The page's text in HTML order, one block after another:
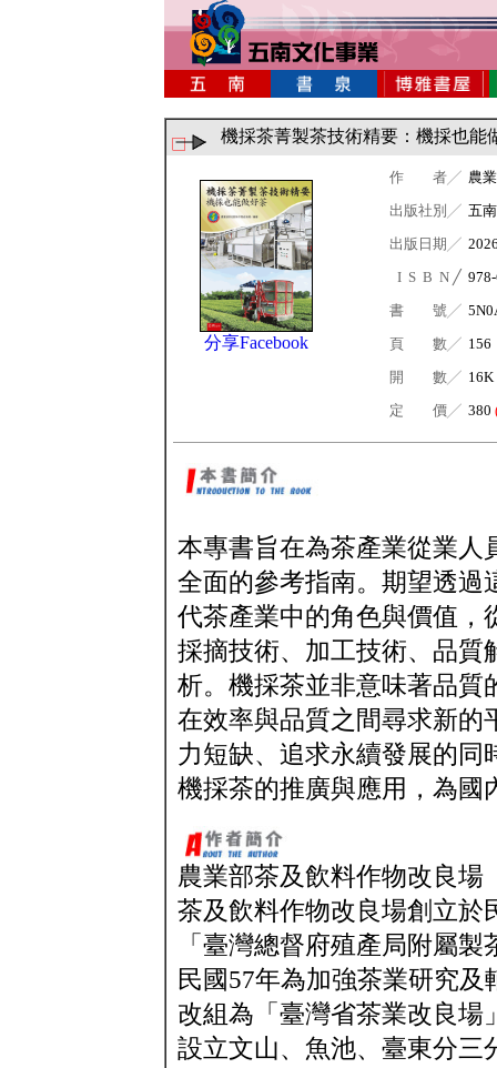
機採茶菁製茶技術精要：機採也能
分享Facebook
作 者╱ 農
出版社別╱ 五南
出版日期╱
I S B N ╱
書 號╱
頁 數╱ 156
開 數╱ 16K
定 價╱ 380
本專書旨在為茶產業從業人
全面的參考指南。期望透過
代茶產業中的角色與價值，
採摘技術、加工技術、品質
析。機採茶並非意味著品質
在效率與品質之間尋求新的
力短缺、追求永續發展的
機採茶的推廣與應用，為國
農業部茶及飲料作物改良場
茶及飲料作物改良場創立於
「臺灣總督府殖產局附屬
民國57年為加強茶業研究
改組為「臺灣省茶業改良場
設立文山、魚池、臺東分三